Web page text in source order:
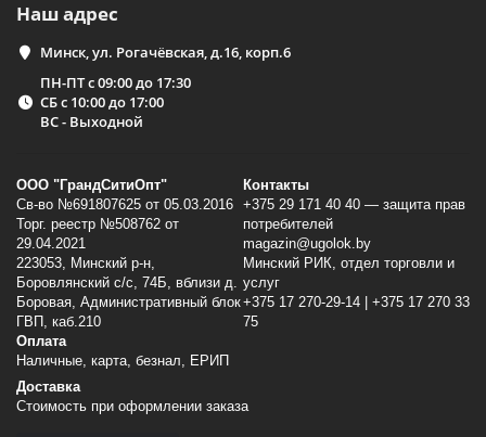
Наш адрес
Минск, ул. Рогачёвская, д.16, корп.6
ПН-ПТ с 09:00 до 17:30
СБ с 10:00 до 17:00
ВС - Выходной
ООО "ГрандСитиОпт"
Св-во №691807625 от 05.03.2016
Торг. реестр №508762 от
29.04.2021
223053, Минский p-н,
Боровлянский с/с, 74Б, вблизи д.
Боровая, Административный блок
ГВП, каб.210
Контакты
+375 29 171 40 40 — защита прав
потребителей
magazin@ugolok.by
Минский РИК, отдел торговли и
услуг
+375 17 270-29-14 | +375 17 270 33
75
Оплата
Наличные, карта, безнал, ЕРИП
Доставка
Стоимость при оформлении заказа